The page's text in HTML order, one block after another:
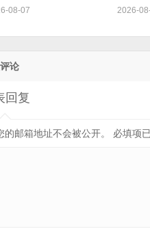
08-07 2026-
论
回复
的邮箱地址不会被公开。 必填项